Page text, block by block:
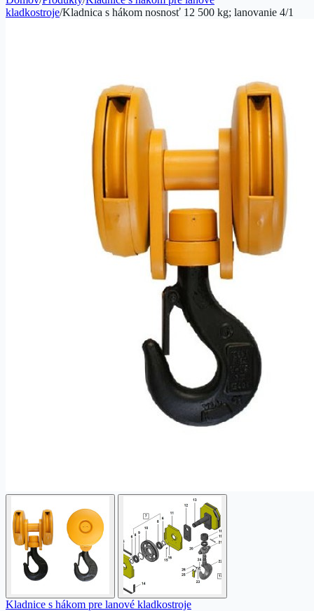
kladkostroje/Kladnica s hákom nosnosť 12 500 kg; lanovanie 4/1
Kladnice s hákom pre lanové kladkostroje